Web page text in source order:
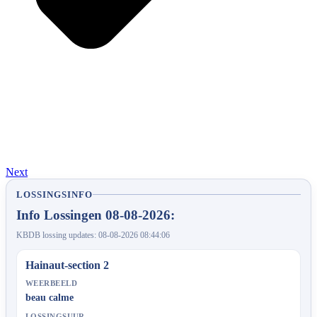
Next
LOSSINGSINFO
Info Lossingen 08-08-2026:
KBDB lossing updates: 08-08-2026 08:44:06
Hainaut-section 2
WEERBEELD
beau calme